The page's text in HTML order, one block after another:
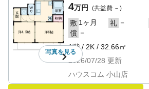
写真を見る
4万円 (共益費 － )
敷 1ヶ月 礼 －
償 －
1階/ 2K / 32.66㎡
2026/07/28 更新
ハウスコム 小山店